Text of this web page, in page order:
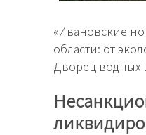
«Ивановские
области: от
Дворец водных